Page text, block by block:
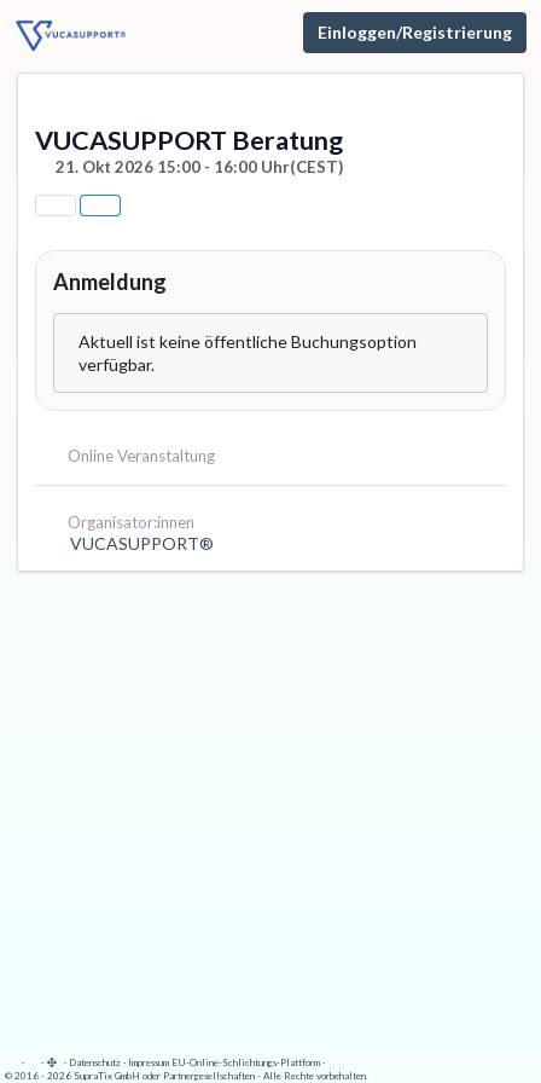
Einloggen/Registrierung
VUCASUPPORT Beratung
21. Okt 2026 15:00 - 16:00 Uhr(CEST)
Anmeldung
Aktuell ist keine öffentliche Buchungsoption
verfügbar.
Online Veranstaltung
Organisator:innen
VUCASUPPORT®
· · · Datenschutz · Impressum EU-Online-Schlichtungs-Plattform ·
© 2016 - 2026 SupraTix GmbH oder Partnergesellschaften - Alle Rechte vorbehalten.